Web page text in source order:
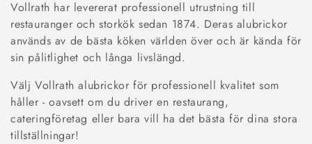
Vollrath har levererat professionell utrustning till
restauranger och storkök sedan 1874. Deras alubrickor
används av de bästa köken världen över och är kända för
sin pålitlighet och långa livslängd.
Välj Vollrath alubrickor för professionell kvalitet som
håller - oavsett om du driver en restaurang,
cateringföretag eller bara vill ha det bästa för dina stora
tillställningar!